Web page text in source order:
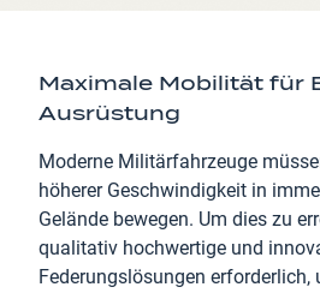
Maximale Mobilität für
Ausrüstung
Moderne Militärfahrzeuge
höherer Geschwindigkeit in
Gelände bewegen. Um dies zu
qualitativ hochwertige und
Federungslösungen erforderlich,